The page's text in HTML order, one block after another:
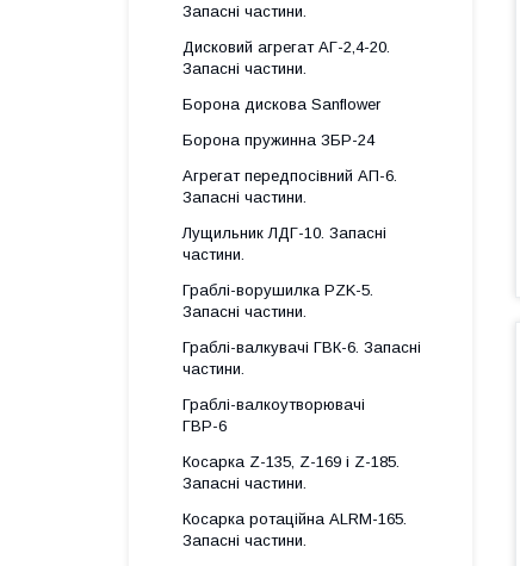
Запасні частини.
Дисковий агрегат АГ-2,4-20.
Запасні частини.
Борона дискова Sanflower
Борона пружинна ЗБР-24
Агрегат передпосівний АП-6.
Запасні частини.
Лущильник ЛДГ-10. Запасні
частини.
Граблі-ворушилка PZK-5.
Запасні частини.
Граблі-валкувачі ГВК-6. Запасні
частини.
Граблі-валкоутворювачі
ГВР-6
Косарка Z-135, Z-169 і Z-185.
Запасні частини.
Косарка ротаційна ALRM-165.
Запасні частини.